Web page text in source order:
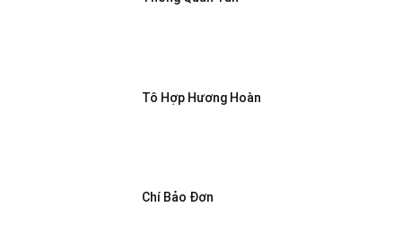
Tô Hợp Hương Hoàn
Chí Bảo Đơn